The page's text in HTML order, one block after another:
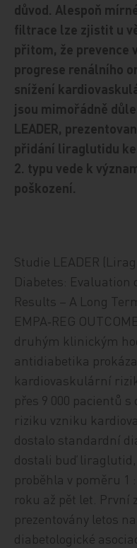
důvod. Alespoň
filtrace lze zjistit u
přitom, že prevence
progrese renálního
snížení
jsou mimořádně
LEADER,
přidání liraglutidu
2. typu vede k
poškození.
Studie LEADER
Diabetes: Evaluation
Results – A Long
EMPA‑REG
druhým klinickým
antidiabetika
kardiovaskulární
přes 9 000 pacientů
riziku vzniku
dostalo standardní
dostali buď liraglutid,
proběhla v poměru 1
roku až pět let. První
prezentovány letos
diabetologické